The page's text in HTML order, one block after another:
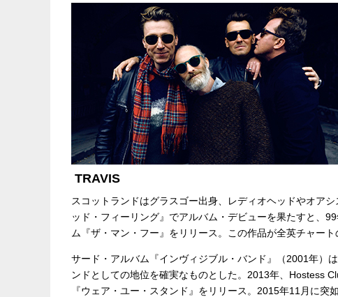
※0570で始まる電話番号
※未就学児(6歳未満)のご
クリエイティブマン TEL
主催：クリエイティブマン /Hostess
制作・招聘：クリエイティブマン
TRAVIS
スコットランドはグラスゴー出身、レディオヘッドやオア
ッド・フィーリング』でアルバム・デビューを果たすと、
ム『ザ・マン・フー』をリリース。この作品が全英チャー
サード・アルバム『インヴィジブル・バンド』（2001年）
ンドとしての地位を確実なものとした。2013年、Hostess
『ウェア・ユー・スタンド』をリリース。2015年11月に突